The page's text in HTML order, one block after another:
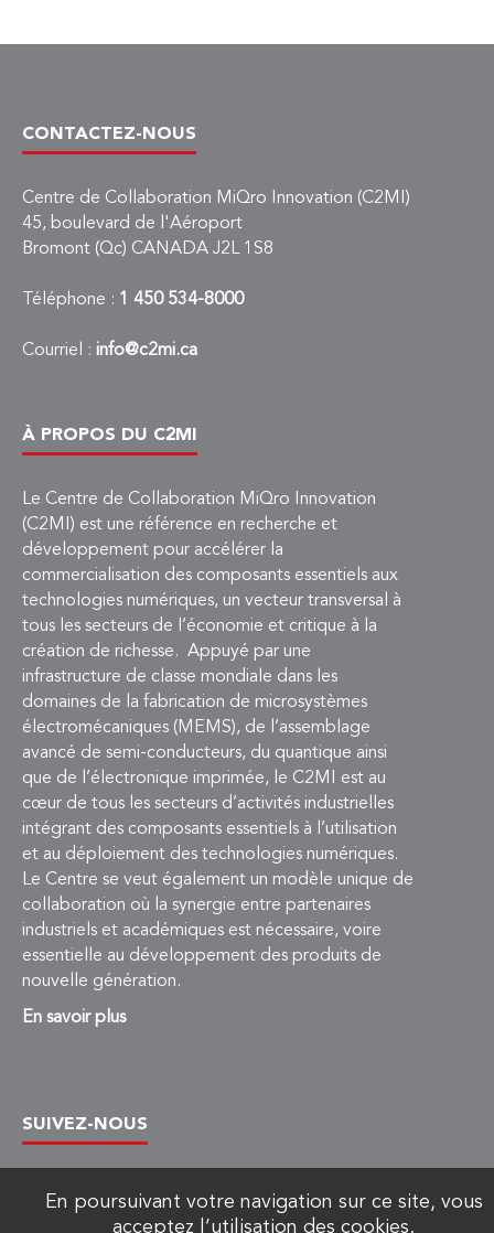
CONTACTEZ-NOUS
Centre de Collaboration MiQro Innovation (C2MI)
45, boulevard de l'Aéroport
Bromont (Qc) CANADA J2L 1S8
Téléphone : 1 450 534-8000
Courriel : info@c2mi.ca
À PROPOS DU C2MI
Le Centre de Collaboration MiQro Innovation
(C2MI) est une référence en recherche et
développement pour accélérer la
commercialisation des composants essentiels aux
technologies numériques, un vecteur transversal à
tous les secteurs de l’économie et critique à la
création de richesse. Appuyé par une
infrastructure de classe mondiale dans les
domaines de la fabrication de microsystèmes
électromécaniques (MEMS), de l’assemblage
avancé de semi-conducteurs, du quantique ainsi
que de l’électronique imprimée, le C2MI est au
cœur de tous les secteurs d’activités industrielles
intégrant des composants essentiels à l’utilisation
et au déploiement des technologies numériques.
Le Centre se veut également un modèle unique de
collaboration où la synergie entre partenaires
industriels et académiques est nécessaire, voire
essentielle au développement des produits de
nouvelle génération.
En savoir plus
SUIVEZ-NOUS
En poursuivant votre navigation sur ce site, vous
acceptez l’utilisation des cookies.